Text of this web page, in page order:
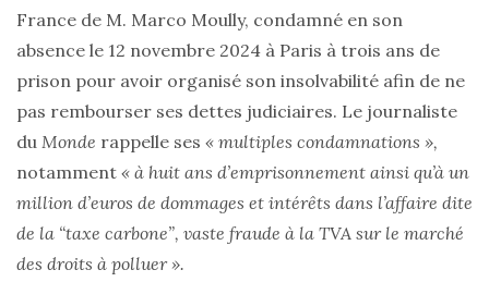
France de M. Marco Moully, condamné en son
absence le 12 novembre 2024 à Paris à trois ans de
prison pour avoir organisé son insolvabilité afin de ne
pas rembourser ses dettes judiciaires. Le journaliste
du Monde rappelle ses « multiples condamnations »,
notamment « à huit ans d’emprisonnement ainsi qu’à un
million d’euros de dommages et intérêts dans l’affaire dite
de la “taxe carbone”, vaste fraude à la TVA sur le marché
des droits à polluer ».